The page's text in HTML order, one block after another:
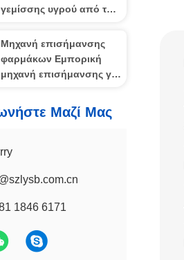
γεμίσσης υγρού από το
Σφουγγαριού ακριβής
αυτοματισμός για
σιρόπια και προηγμένες
Μηχανή επισήμανσης
φαρμάκων Εμπορική
μηχανή επισήμανσης για
μεγεθών, φιαλίδιαΜαζί Μας
1846 6171